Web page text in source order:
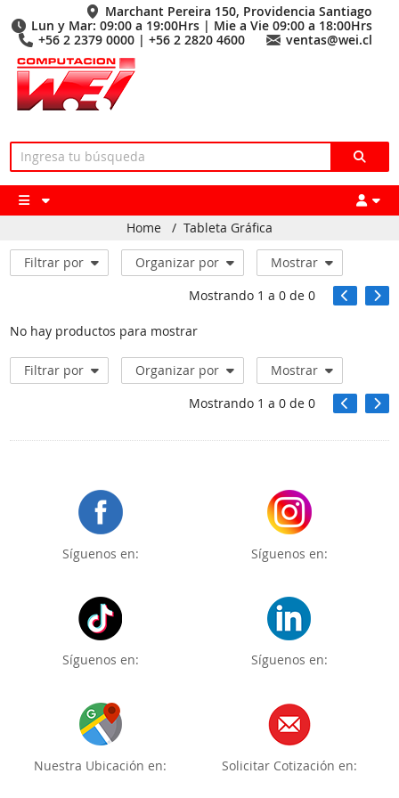
Marchant Pereira 150, Providencia Santiago
Lun y Mar: 09:00 a 19:00Hrs | Mie a Vie 09:00 a 18:00Hrs
+56 2 2379 0000 | +56 2 2820 4600
ventas@wei.cl
Home / Tableta Gráfica
Filtrar por Organizar por
Mostrar
Mostrando 1 a 0de 0
No hay productos para mostrar
Filtrar por Organizar por
Mostrar
Mostrando 1 a 0de 0
Síguenos en: Síguenos en:
Síguenos en: Síguenos en:
Nuestra Ubicación en: Solicitar Cotización en: